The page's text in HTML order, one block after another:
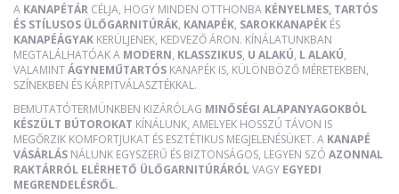
A KANAPÉTÁR CÉLJA, HOGY MINDEN OTTHONBA KÉNYELMES, TARTÓS
ÉS STÍLUSOS ÜLŐGARNITÚRÁK, KANAPÉK, SAROKKANAPÉK ÉS
KANAPÉÁGYAK KERÜLJENEK, KEDVEZŐ ÁRON. KÍNÁLATUNKBAN
MEGTALÁLHATÓAK A MODERN, KLASSZIKUS, U ALAKÚ, L ALAKÚ,
VALAMINTÁGYNEMŰTARTÓS KANAPÉK IS, KÜLÖNBÖZŐ MÉRETEKBEN,
SZÍNEKBEN ÉS KÁRPITVÁLASZTÉKKAL.
BEMUTATÓTERMÜNKBEN KIZÁRÓLAG MINŐSÉGI ALAPANYAGOKBÓL
KÉSZÜLT BÚTOROKAT KÍNÁLUNK, AMELYEK HOSSZÚ TÁVON IS
MEGŐRZIK KOMFORTJUKAT ÉS ESZTÉTIKUS MEGJELENÉSÜKET. A KANAPÉ
VÁSÁRLÁS NÁLUNK EGYSZERŰ ÉS BIZTONSÁGOS, LEGYEN SZÓ AZONNAL
RAKTÁRRÓL ELÉRHETŐ ÜLŐGARNITÚRÁRÓLVAGY EGYEDI
MEGRENDELÉSRŐL.